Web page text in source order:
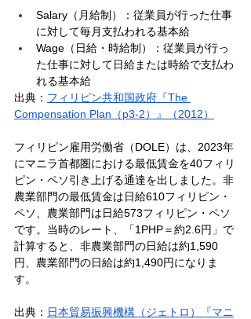
Salary（月給制）：従業員が行った仕事
に対して毎月支払われる基本給
Wage（日給・時給制）：従業員が行っ
た仕事に対して日給または時給で支払わ
れる基本給
出典： フィリピン共和国政府『The
Compensation Plan（p3-2）』（2012）
フィリピン雇用労働省（DOLE）は、2023年
にマニラ首都圏における最低賃金を40フィリ
ピン・ペソ引き上げる通達を出しました。非
農業部門の最低賃金は日給610フィリピン・
ペソ、農業部門は日給573フィリピン・ペソ
です。当時のレート、「1PHP＝約2.6円」で
計算すると、非農業部門の日給は約1,590
円、農業部門の日給は約1,490円になりま
す。
出典： 日本貿易振興機構（ジェトロ）『マニ